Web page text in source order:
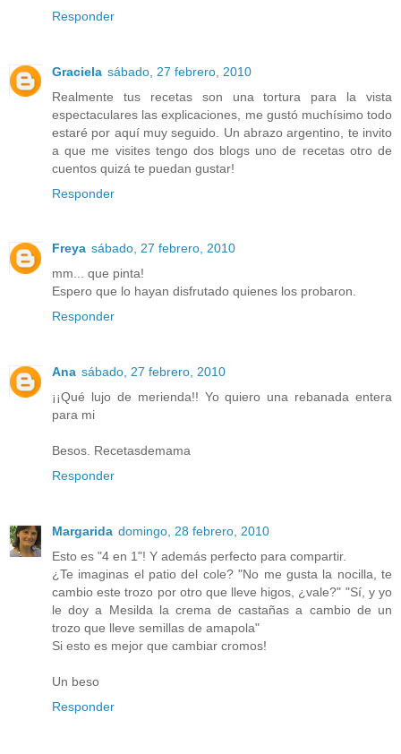
Responder
Graciela sábado, 27 febrero, 2010
Realmente tus recetas son una tortura para la vista
espectaculares las explicaciones, me gustó muchísimo todo
estaré por aquí muy seguido. Un abrazo argentino, te invito
a que me visites tengo dos blogs uno de recetas otro de
cuentos quizá te puedan gustar!
Responder
Freya sábado, 27 febrero, 2010
mm... que pinta!
Espero que lo hayan disfrutado quienes los probaron.
Responder
Ana sábado, 27 febrero, 2010
¡¡Qué lujo de merienda!! Yo quiero una rebanada entera
para mi
Besos. Recetasdemama
Responder
Margarida domingo, 28 febrero, 2010
Esto es "4 en 1"! Y además perfecto para compartir.
¿Te imaginas el patio del cole? "No me gusta la nocilla, te
cambio este trozo por otro que lleve higos, ¿vale?" "Sí, y yo
le doy a Mesilda la crema de castañas a cambio de un
trozo que lleve semillas de amapola"
Si esto es mejor que cambiar cromos!
Un beso
Responder